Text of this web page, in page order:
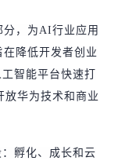
，为AI行业应用
降低开发者创业
智能平台快速打
放华为技术和商业
孵化、成长和云